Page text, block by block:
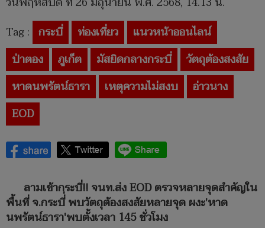
Tag : กระบี่ ท่องเที่ยว
แนวหน้าออนไลน์
ป่าตอง
ภูเก็ต มัสยิดกลางกระบี่
วัตถุต้องสงสัย
หาดนพรัตน์ธารา
เหตุความไม่สงบ
อ่าวนาง
EOD
ลามเข้ากระบี่!! จนท.ส่ง EOD ตรวจหลายจุดสำคัญใน
พื้นที่ จ.กระบี่่ พบวัตถุต้องสงสัยหลายจุด ผงะ'หาด
นพรัตน์ธารา'พบตั้งเวลา 145 ชั่วโมง